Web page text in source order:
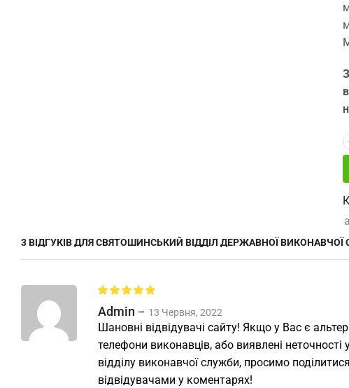
3 ВІДГУКІВ ДЛЯСВЯТОШИНСЬКИЙ ВІДДІЛ ДЕРЖАВНОЇ ВИКОНАВЧОЇ
Admin – 13 Червня, 2022
Шановні відвідувачі сайту! Якщо у Вас є
телефони виконавців, або виявлені неточності
відділу виконавчої служби, просимо
відвідувачами у коментарях!